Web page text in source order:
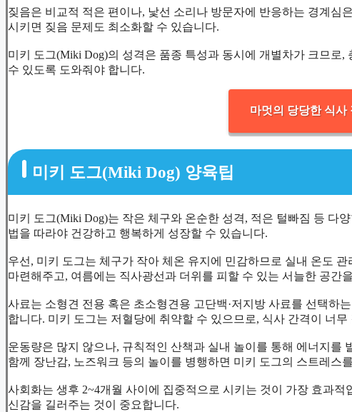
짖음은 비교적 적은 편이나, 낯선 소리나 방문자에 반응하는 경계심
시키면 짖음 문제도 최소화할 수 있습니다.
미키 도그(Miki Dog)의 성격은 품종 특성과 동시에 개별차가 크므로
수 있도록 도와줘야 합니다.
마멋의 당당한 식사
미키 도그(Miki Dog) 양육팁
미키 도그(Miki Dog)는 작은 체구와 온순한 성격, 적은 털빠짐 등 다
법을 따라야 건강하고 행복하게 성장할 수 있습니다.
우선, 미키 도그는 체구가 작아 체온 유지에 민감하므로 실내 온도
마련해주고, 여름에는 직사광선과 더위를 피할 수 있는 서늘한 공간
사료는 소형견 전용 혹은 초소형견용 고단백·저지방 사료를 선택하
합니다. 미키 도그는 저혈당에 취약할 수 있으므로, 식사 간격이 너
운동량은 많지 않으나, 규칙적인 산책과 실내 놀이를 통해 에너지를
함께 장난감, 노즈워크 등의 놀이를 병행하면 미키 도그의 스트레스
사회화는 생후 2~4개월 사이에 집중적으로 시키는 것이 가장 효과
신감을 길러주는 것이 중요합니다.